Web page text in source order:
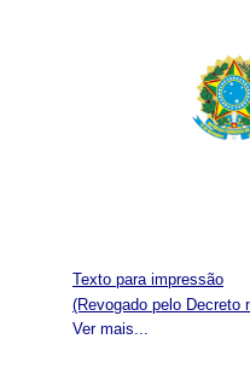
Texto para impressão
Ver mais...
(Revogado pelo